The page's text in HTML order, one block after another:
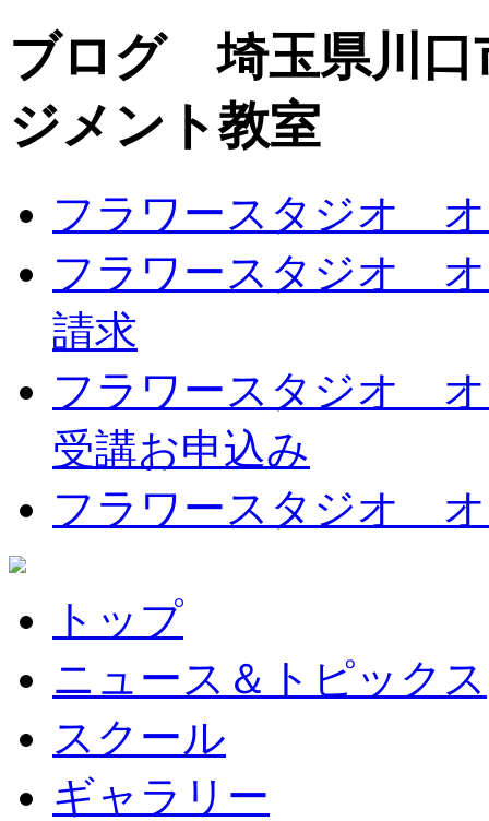
ブログ 埼玉県川口
ジメント教室
フラワースタジオ
フラワースタジオ オ
請求
フラワースタジオ
受講お申込み
フラワースタジオ
トップ
ニュース＆トピックス
スクール
ギャラリー